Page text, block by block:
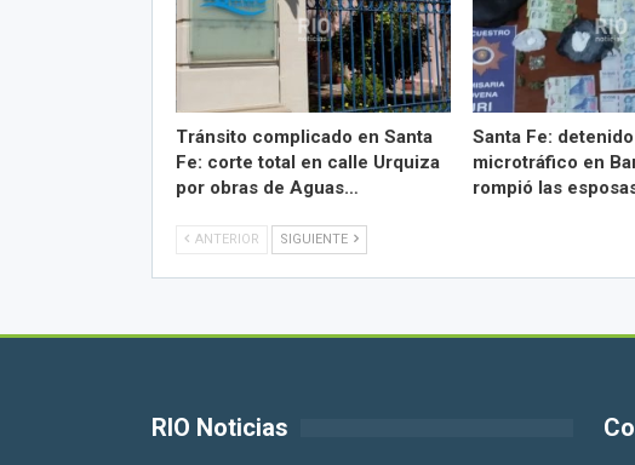
Tránsito complicado en Santa
Fe: corte total en calle Urquiza
por obras de Aguas…
Santa Fe:
microtráfico en
rompió las
ANTERIOR SIGUIENTE
RIO Noticias